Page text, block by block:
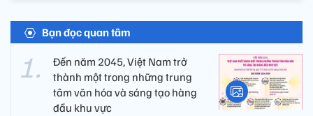
Bạn đọc quan tâm
Đến năm 2045, Việt Nam trở
thành một trong những trung
tâm văn hóa và sáng tạo hàng
đầu khu vực